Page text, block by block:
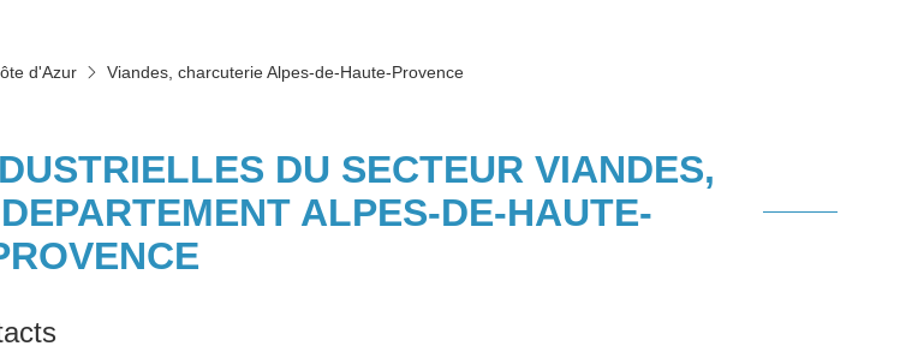
d'Azur Viandes, charcuterie Alpes-de-Haute-Provence
DU SECTEUR VIANDES,
ALPES-DE-HAUTE-